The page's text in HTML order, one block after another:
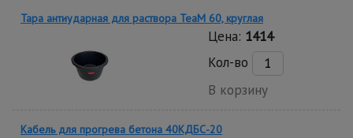
Тара антиударная для раствора TeaM 60, круглая
Цена: 1414
Кол-во
В корзину
Кабель для прогрева бетона 40КДБС-20